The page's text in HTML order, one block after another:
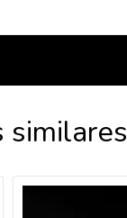
similares